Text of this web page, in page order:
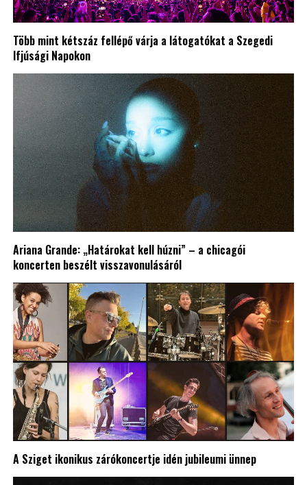
Több mint kétszáz fellépő várja a látogatókat a Szegedi
Ifjúsági Napokon
Ariana Grande: „Határokat kell húzni” – a chicagói
koncerten beszélt visszavonulásáról
A Sziget ikonikus zárókoncertje idén jubileumi ünnep